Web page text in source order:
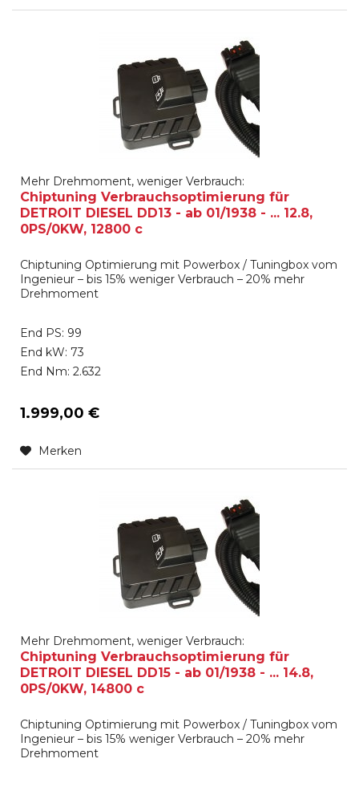
Mehr Drehmoment, weniger Verbrauch:
Chiptuning Verbrauchsoptimierung für
DETROIT DIESEL DD13 - ab 01/1938 - ... 12.8,
0PS/0KW, 12800 c
Chiptuning Optimierung mit Powerbox / Tuningbox vom
Ingenieur – bis 15% weniger Verbrauch – 20% mehr
Drehmoment
End PS: 99
End kW: 73
End Nm: 2.632
1.999,00 €
Merken
Mehr Drehmoment, weniger Verbrauch:
Chiptuning Verbrauchsoptimierung für
DETROIT DIESEL DD15 - ab 01/1938 - ... 14.8,
0PS/0KW, 14800 c
Chiptuning Optimierung mit Powerbox / Tuningbox vom
Ingenieur – bis 15% weniger Verbrauch – 20% mehr
Drehmoment